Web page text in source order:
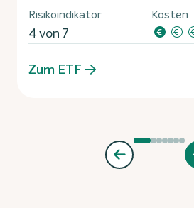
Risikoindikator
4 von 7
Kosten
Zum ETF